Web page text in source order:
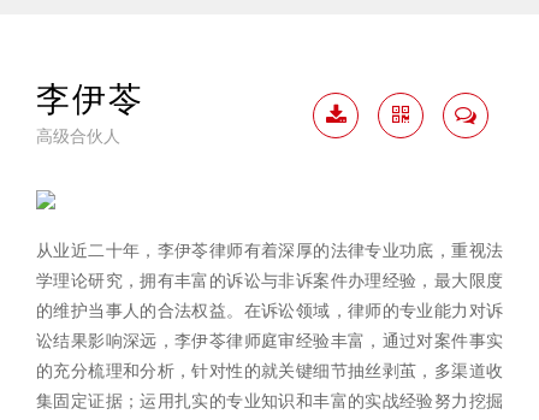
李伊苓
高级合伙人
从业近二十年，李伊苓律师有着深厚的法律专业功底，重视法
学理论研究，拥有丰富的诉讼与非诉案件办理经验，最大限度
的维护当事人的合法权益。在诉讼领域，律师的专业能力对诉
讼结果影响深远，李伊苓律师庭审经验丰富，通过对案件事实
的充分梳理和分析，针对性的就关键细节抽丝剥茧，多渠道收
集固定证据；运用扎实的专业知识和丰富的实战经验努力挖掘